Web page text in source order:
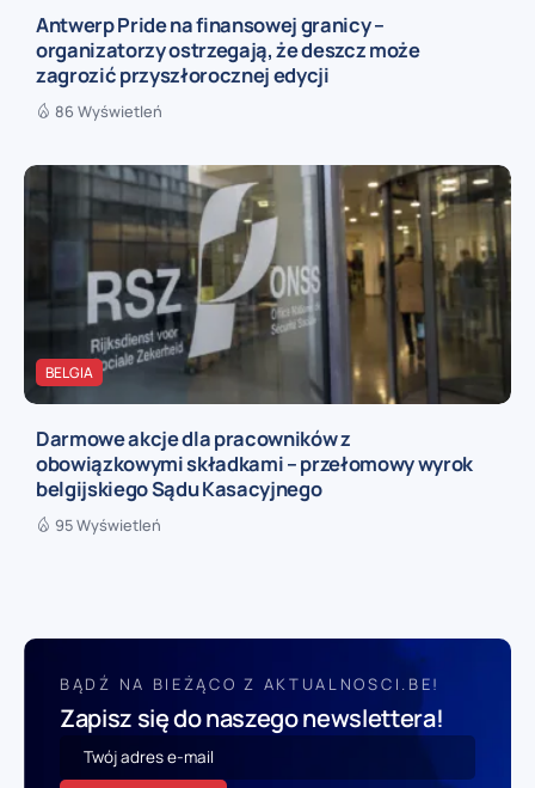
Antwerp Pride na finansowej granicy –
organizatorzy ostrzegają, że deszcz może
zagrozić przyszłorocznej edycji
86 Wyświetleń
BELGIA
Darmowe akcje dla pracowników z
obowiązkowymi składkami – przełomowy wyrok
belgijskiego Sądu Kasacyjnego
95 Wyświetleń
BĄDŹ NA BIEŻĄCO Z AKTUALNOSCI.BE!
Zapisz się do naszego newslettera!